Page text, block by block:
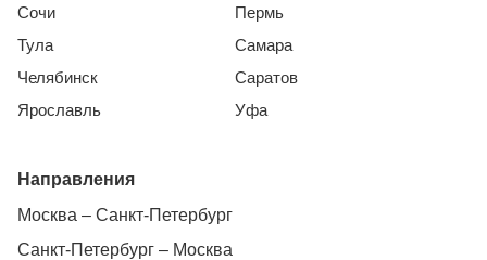
Сочи
Тула
Челябинск
Ярославль
Пермь
Самара
Саратов
Уфа
Направления
Москва – Санкт-Петербург
Санкт-Петербург – Москва